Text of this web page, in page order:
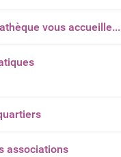
vous accueille...
associations